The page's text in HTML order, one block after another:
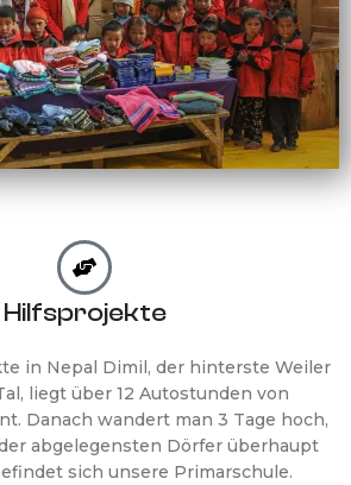
Hilfsprojekte
in Nepal Dimil, der hinterste Weiler
liegt über 12 Autostunden von
Danach wandert man 3 Tage hoch,
abgelegensten Dörfer überhaupt
sich unsere Primarschule.